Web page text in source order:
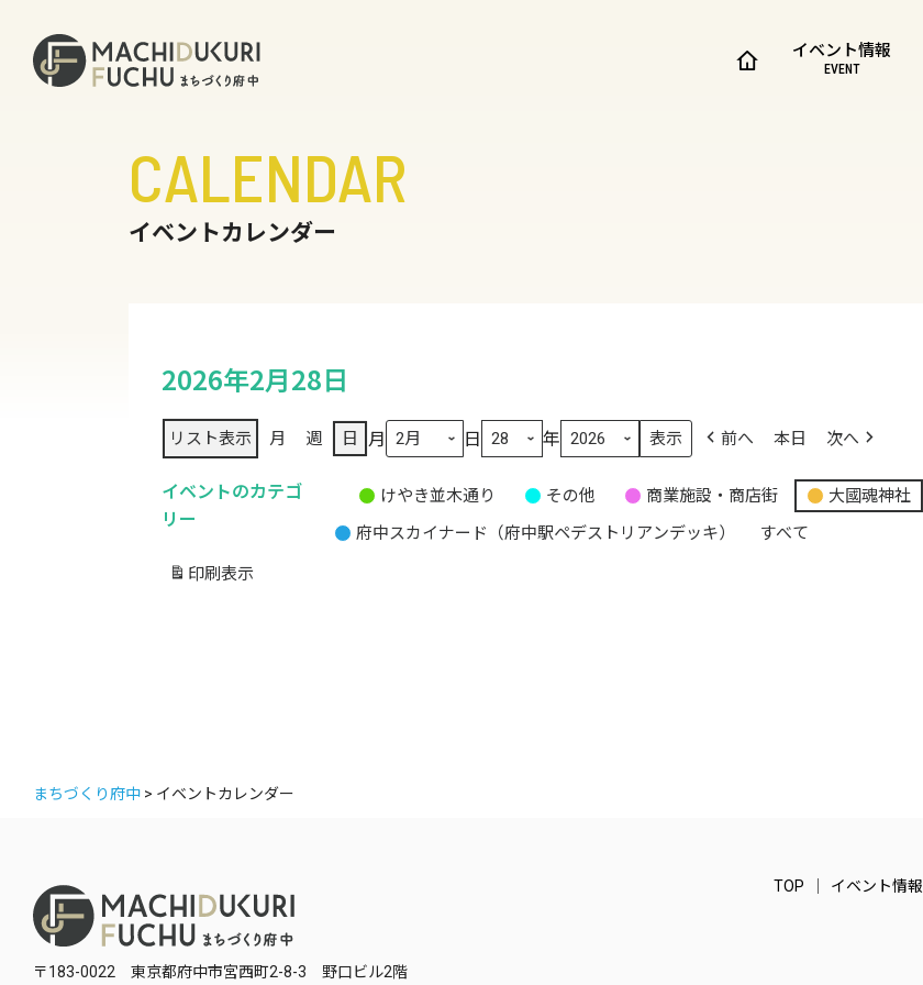
イベント情報
EVENT
CALENDAR
イベントカレンダー
2026年2月28日
リスト表示 月 週 日 月 日 年 前へ 本日 次へ
イベントのカテゴ
リー
題
けやき並木通り その他 商業施設・商店街
大國魂神社
府中スカイナード（府中駅ペデストリアンデッキ）
すべて
印刷 表示
まちづくり府中 > イベントカレンダー
〒183-0022 東京都府中市宮西町2-8-3 野口ビル2階
TOP イベント情報